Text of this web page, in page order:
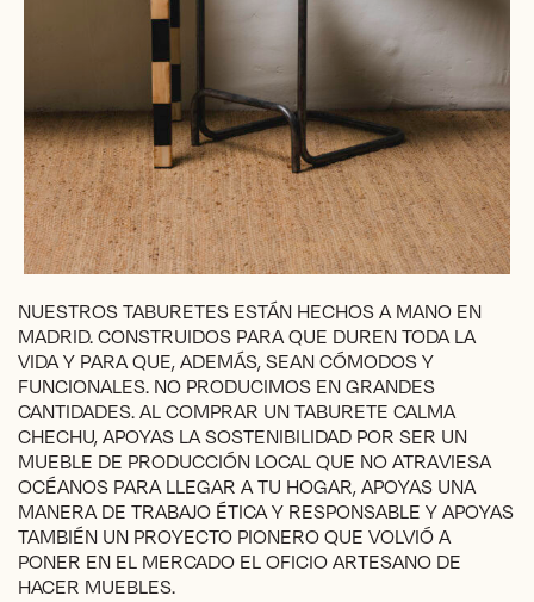
NUESTROS TABURETES ESTÁN HECHOS A MANO EN
MADRID. CONSTRUIDOS PARA QUE DUREN TODA LA
VIDA Y PARA QUE, ADEMÁS, SEAN CÓMODOS Y
FUNCIONALES. NO PRODUCIMOS EN GRANDES
CANTIDADES. AL COMPRAR UN TABURETE CALMA
CHECHU, APOYAS LA SOSTENIBILIDAD POR SER UN
MUEBLE DE PRODUCCIÓN LOCAL QUE NO ATRAVIESA
OCÉANOS PARA LLEGAR A TU HOGAR, APOYAS UNA
MANERA DE TRABAJO ÉTICA Y RESPONSABLE Y APOYAS
TAMBIÉN UN PROYECTO PIONERO QUE VOLVIÓ A
PONER EN EL MERCADO EL OFICIO ARTESANO DE
HACER MUEBLES.